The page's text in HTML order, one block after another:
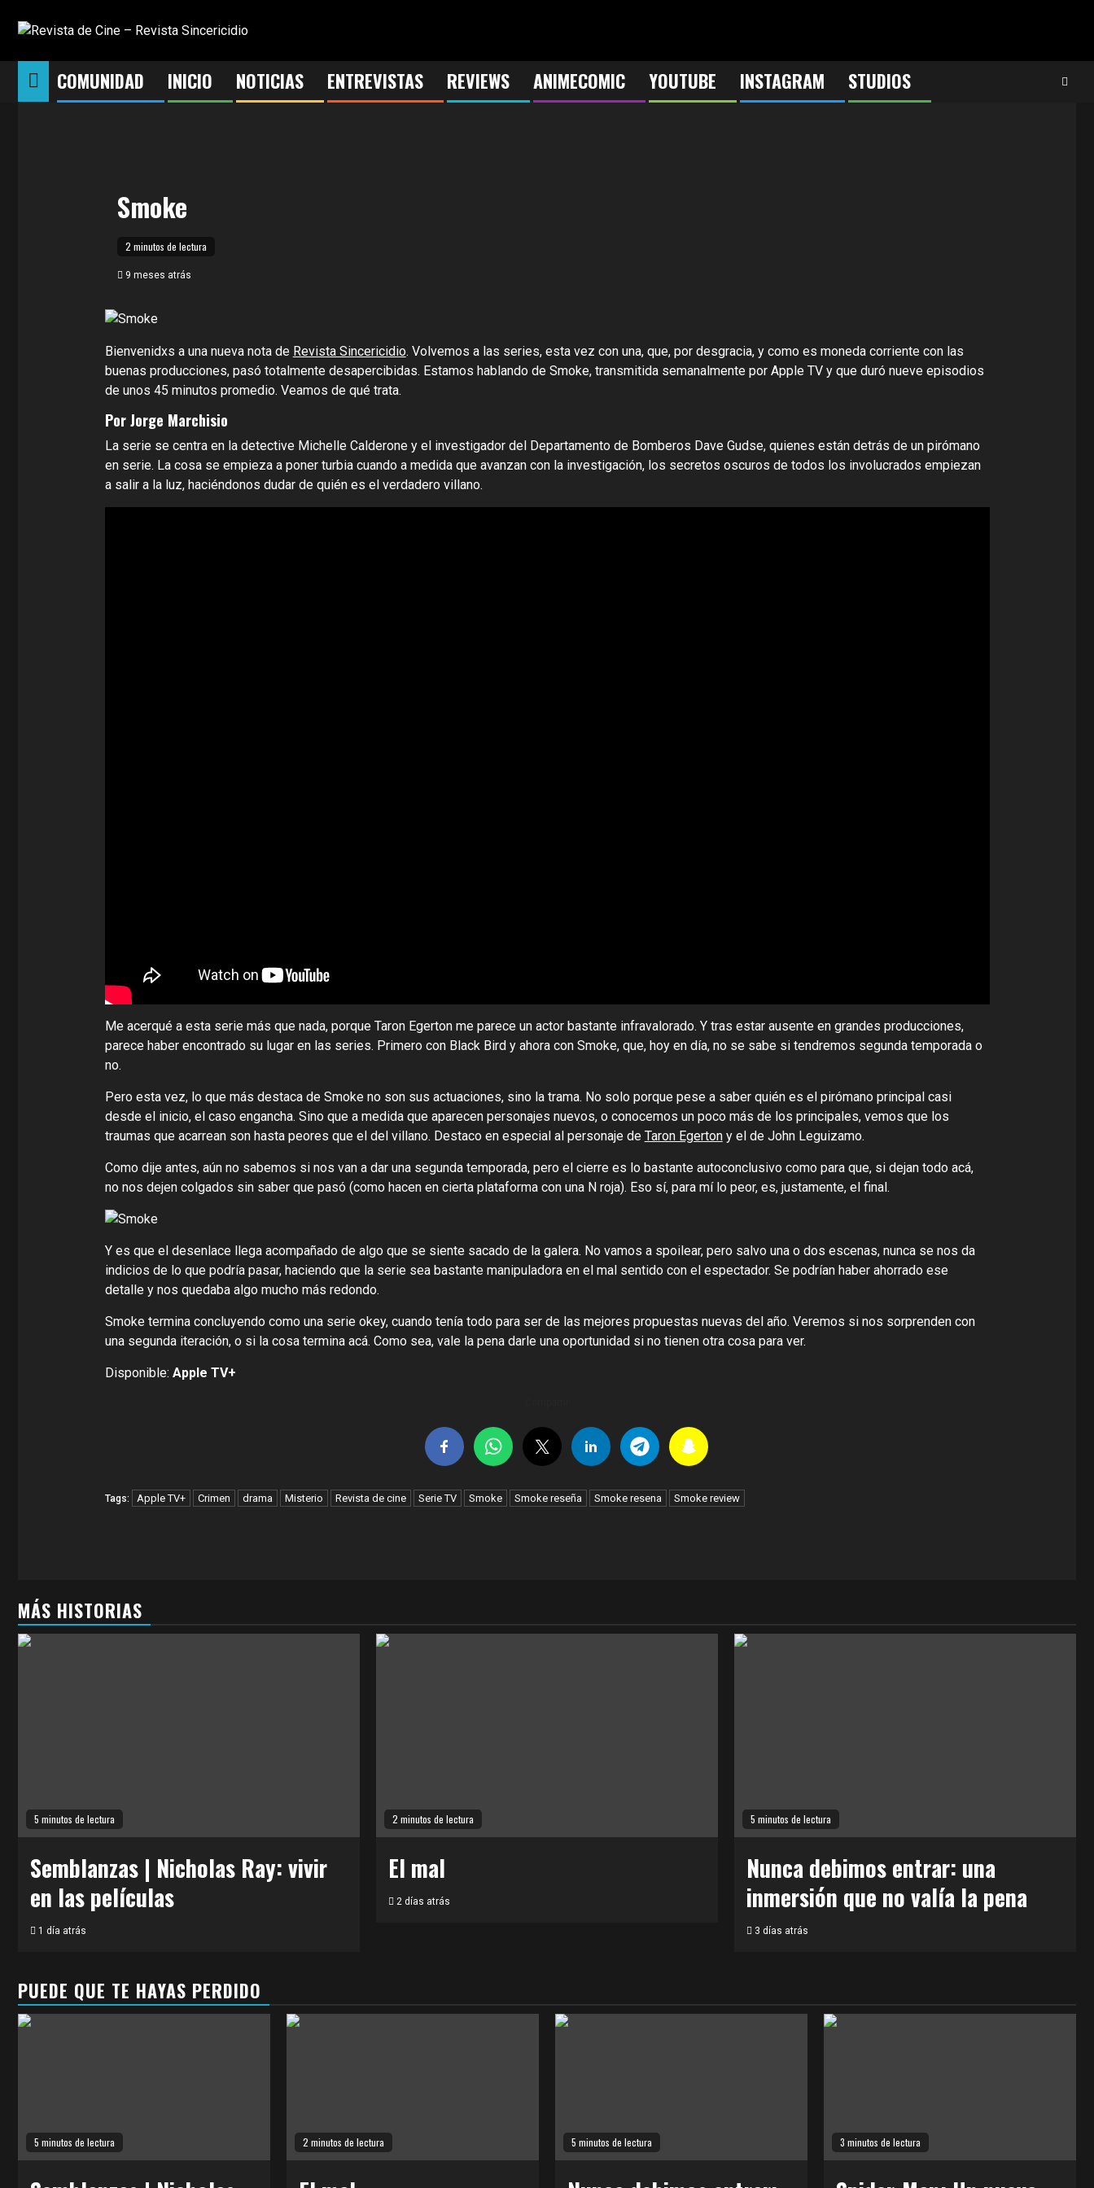
COMUNIDAD INICIO NOTICIAS ENTREVISTAS REVIEWS ANIMECOMIC YOUTUBE INSTAGRAM STUDIOS
Smoke
2 minutos de lectura
9 meses atrás
Bienvenidxs a una nueva nota de Revista Sincericidio. Volvemos a las series, esta vez con una, que, por desgracia, y como es moneda corriente con las
buenas producciones, pasó totalmente desapercibidas. Estamos hablando de Smoke, transmitida semanalmente por Apple TV y que duró nueve episodios
de unos 45 minutos promedio. Veamos de qué trata.
Por Jorge Marchisio
La serie se centra en la detective Michelle Calderone y el investigador del Departamento de Bomberos Dave Gudse, quienes están detrás de un pirómano
en serie. La cosa se empieza a poner turbia cuando a medida que avanzan con la investigación, los secretos oscuros de todos los involucrados empiezan
a salir a la luz, haciéndonos dudar de quién es el verdadero villano.
Me acerqué a esta serie más que nada, porque Taron Egerton me parece un actor bastante infravalorado. Y tras estar ausente en grandes producciones,
parece haber encontrado su lugar en las series. Primero con Black Bird y ahora con Smoke, que, hoy en día, no se sabe si tendremos segunda temporada o
no.
Pero esta vez, lo que más destaca de Smoke no son sus actuaciones, sino la trama. No solo porque pese a saber quién es el pirómano principal casi
desde el inicio, el caso engancha. Sino que a medida que aparecen personajes nuevos, o conocemos un poco más de los principales, vemos que los
traumas que acarrean son hasta peores que el del villano. Destaco en especial al personaje de Taron Egertony el de John Leguizamo.
Como dije antes, aún no sabemos si nos van a dar una segunda temporada, pero el cierre es lo bastante autoconclusivo como para que, si dejan todo acá,
no nos dejen colgados sin saber que pasó (como hacen en cierta plataforma con una N roja). Eso sí, para mí lo peor, es, justamente, el final.
Y es que el desenlace llega acompañado de algo que se siente sacado de la galera. No vamos a spoilear, pero salvo una o dos escenas, nunca se nos da
indicios de lo que podría pasar, haciendo que la serie sea bastante manipuladora en el mal sentido con el espectador. Se podrían haber ahorrado ese
detalle y nos quedaba algo mucho más redondo.
Smoke termina concluyendo como una serie okey, cuando tenía todo para ser de las mejores propuestas nuevas del año. Veremos si nos sorprenden con
una segunda iteración, o si la cosa termina acá. Como sea, vale la pena darle una oportunidad si no tienen otra cosa para ver.
Disponible: Apple TV+
Tags: Apple TV+ Crimen drama Misterio Revista de cine Serie TV Smoke Smoke reseña Smoke resena Smoke review
MÁS HISTORIAS
5 minutos de lectura
Semblanzas | Nicholas Ray: vivir
en las películas
1 día atrás
2 minutos de lectura
El mal
2 días atrás
5 minutos de lectura
Nunca debimos entrar: una
inmersión que no valía la pena
3 días atrás
PUEDE QUE TE HAYAS PERDIDO
5 minutos de lectura 2 minutos de lectura 5 minutos de lectura 3 minutos de lectura